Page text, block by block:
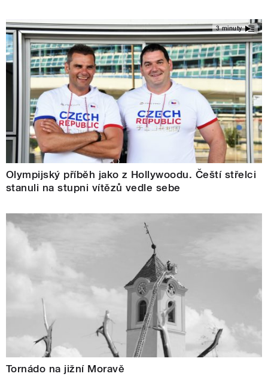
3 minuty
Olympijský příběh jako z Hollywoodu. Čeští střelci
stanuli na stupni vítězů vedle sebe
Tornádo na jižní Moravě